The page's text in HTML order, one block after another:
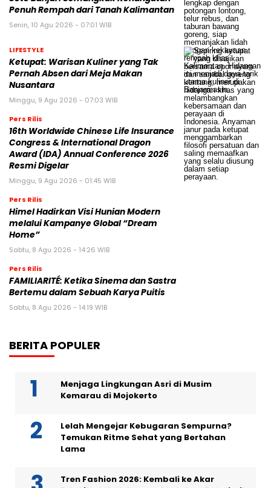
Penuh Rempah dari Tanah Kalimantan
Senin, 10 Agu 2026 - 07:01 WIB
LIFESTYLE
Ketupat: Warisan Kuliner yang Tak
Pernah Absen dari Meja Makan
Nusantara
Minggu, 9 Agu 2026 - 07:03 WIB
Pers Rilis
16th Worldwide Chinese Life Insurance
Congress & International Dragon
Award (IDA) Annual Conference 2026
Resmi Digelar
Minggu, 9 Agu 2026 - 01:45 WIB
Pers Rilis
Himel Hadirkan Visi Hunian Modern
melalui Kampanye Global “Dream
Home”
Sabtu, 8 Agu 2026 - 14:26 WIB
Pers Rilis
FAMILIARITÉ: Ketika Sinema dan Sastra
Bertemu dalam Sebuah Karya Puitis
Sabtu, 8 Agu 2026 - 14:19 WIB
BERITA POPULER
Menjaga Lingkungan Asri di Musim
Kemarau di Mojokerto
Lelah Mengejar Kebugaran Sempurna?
Temukan Ritme Sehat yang Bertahan
Lama
Tren Fashion 2026: Kembali ke Akar